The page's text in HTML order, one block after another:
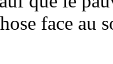
face au